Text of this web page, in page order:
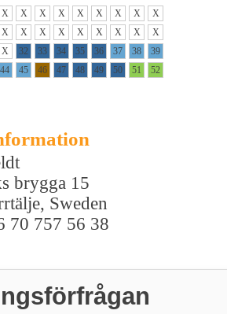
X X X X X X X X
X
X X X X X X X X
X
X 32 33 34 35 36 37 38
39
44 45 46 47 48 49 50 51
52
brygga 15
Sweden
70 757 56 38